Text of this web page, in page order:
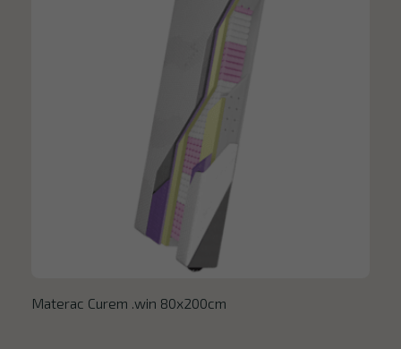
Materac Curem .win 80x200cm